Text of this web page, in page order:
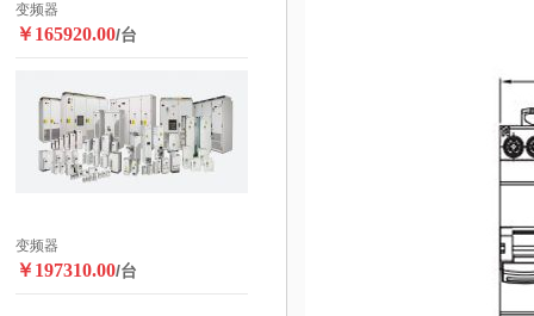
变频器
￥165920.00/台
变频器
￥197310.00/台